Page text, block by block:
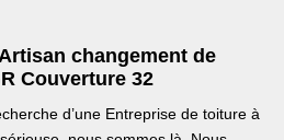
changement de
Couverture 32
d’une Entreprise de toiture à